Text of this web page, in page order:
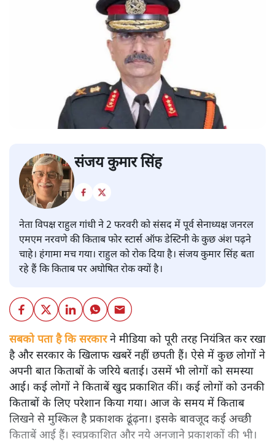
संजय कुमार सिंह
नेता विपक्ष राहुल गांधी ने 2 फरवरी को संसद में पूर्व सेनाध्यक्ष जनरल
एमएम नरवणे की किताब फोर स्टार्स ऑफ डेस्टिनी के कुछ अंश पढ़ने
चाहे। हंगामा मच गया। राहुल को रोक दिया है। संजय कुमार सिंह बता
रहे हैं कि किताब पर अघोषित रोक क्यों है।
सबको पता है कि सरकारने मीडिया को पूरी तरह नियंत्रित कर रखा
है और सरकार के खिलाफ खबरें नहीं छपती हैं। ऐसे में कुछ लोगों ने
अपनी बात किताबों के जरिये बताई। उसमें भी लोगों को समस्या
आई। कई लोगों ने किताबें खुद प्रकाशित कीं। कई लोगों को उनकी
किताबों के लिए परेशान किया गया। आज के समय में किताब
लिखने से मुश्किल है प्रकाशक ढूंढ़ना। इसके बावजूद कई अच्छी
किताबें आई हैं। स्वप्रकाशित और नये अनजाने प्रकाशकों की भी।